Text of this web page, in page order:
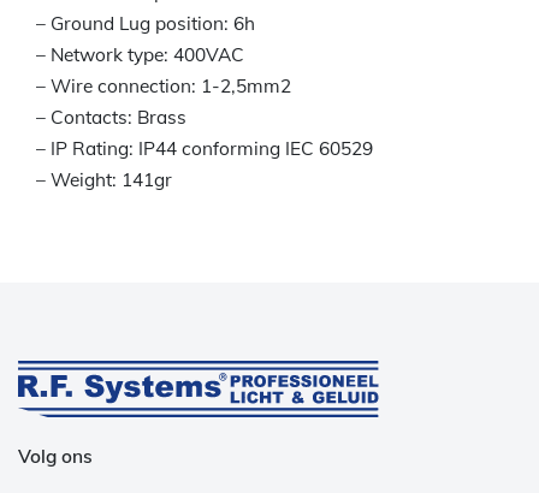
– Ground Lug position: 6h
– Network type: 400VAC
– Wire connection: 1-2,5mm2
– Contacts: Brass
– IP Rating: IP44 conforming IEC 60529
– Weight: 141gr
Volg ons